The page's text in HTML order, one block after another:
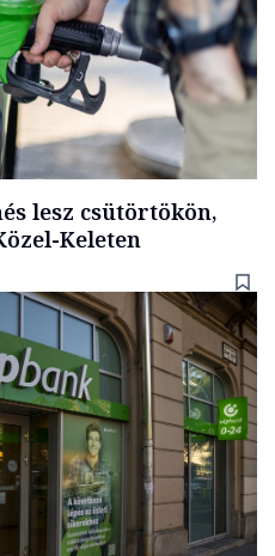
lesz csütörtökön,
Keleten